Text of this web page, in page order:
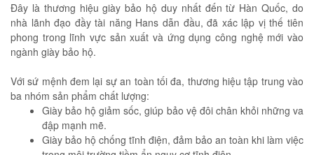
Đây là thương hiệu giày bảo hộ duy nhất đến từ Hàn Quốc, do
nhà lãnh đạo đầy tài năng Hans dẫn đầu, đã xác lập vị thế tiên
phong trong lĩnh vực sản xuất và ứng dụng công nghệ mới vào
ngành giày bảo hộ.
Với sứ mệnh đem lại sự an toàn tối đa, thương hiệu tập trung vào
ba nhóm sản phẩm chất lượng:
Giày bảo hộ giảm sốc, giúp bảo vệ đôi chân khỏi những va
đập mạnh mẽ.
Giày bảo hộ chống tĩnh điện, đảm bảo an toàn khi làm việc